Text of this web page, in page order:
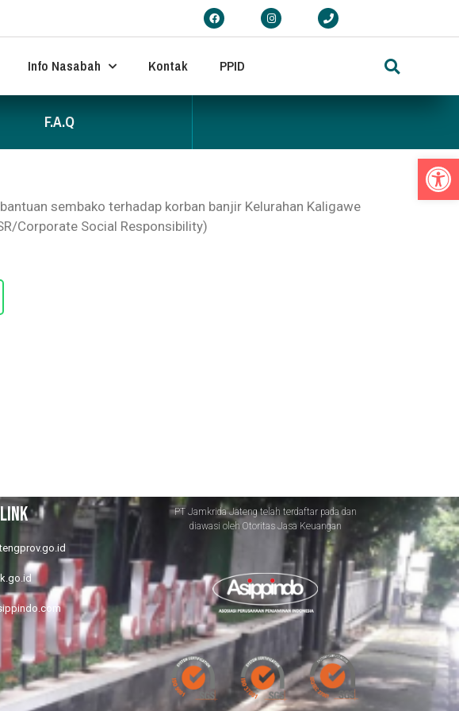
Info Nasabah Kontak PPID
F.A.Q
sembako terhadap korban banjir Kelurahan Kaligawe
Corporate Social Responsibility)
PT Jamkrida Jateng telah terdaftar pada dan
diawasi oleh Otoritas Jasa Keuangan